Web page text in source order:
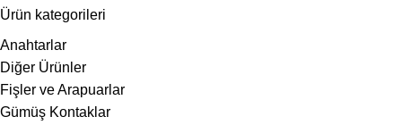
Ürün kategorileri
Anahtarlar
Diğer Ürünler
Fişler ve Arapuarlar
Gümüş Kontaklar